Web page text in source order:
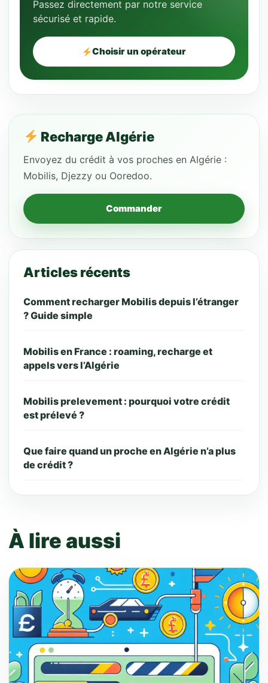
Passez directement par notre service
sécurisé et rapide.
Choisir un opérateur
Recharge Algérie
Envoyez du crédit à vos proches en Algérie :
Mobilis, Djezzy ou Ooredoo.
Commander
Articles récents
Comment recharger Mobilis depuis l’étranger
? Guide simple
Mobilis en France : roaming, recharge et
appels vers l’Algérie
Mobilis prelevement : pourquoi votre crédit
est prélevé ?
Que faire quand un proche en Algérie n’a plus
de crédit ?
À lire aussi